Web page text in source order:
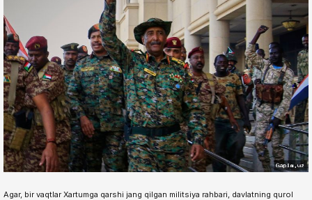
Agar, bir vaqtlar Xartumga qarshi jang qilgan militsiya rahbari, davlatning qurol